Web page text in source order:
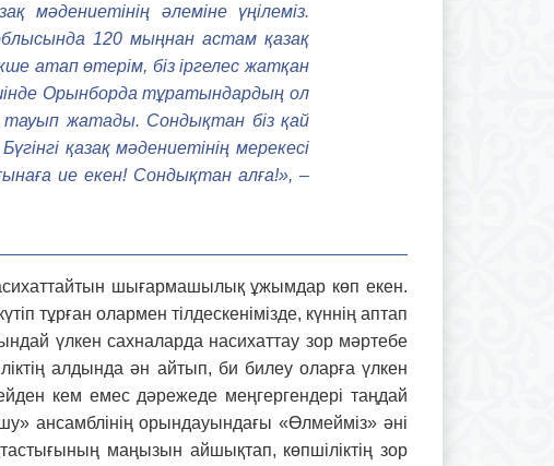
әлеміне үңілеміз.
120 мың­нан астам қазақ
атап өтерім, біз іргелес жатқан
Орынборда тұратын­дардың ол
жатады. Сондықтан біз қай
қазақ мәдениетінің мерекесі
ие екен! Сондықтан алға!», –
шығар­ма­шылық ұжымдар көп екен.
тұрған олармен тілдес­кені­мізде, күннің аптап
үлкен сахналарда насихаттау зор мәртебе
алдында ән айтып, би билеу оларға үлкен
кем емес дәрежеде меңгергендері таңдай
ансамблінің орындауындағы «Өлмейміз» әні
маңызын айшықтап, көпшіліктің зор